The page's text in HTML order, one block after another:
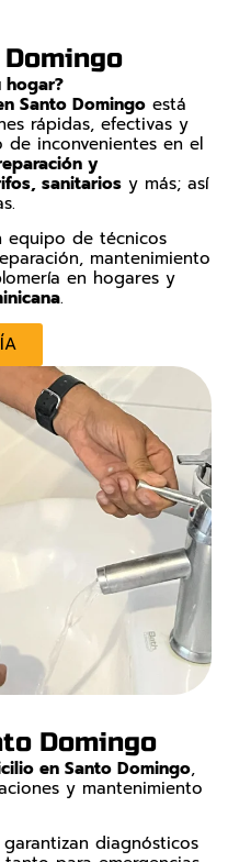
hogar?
Santo Domingo está
rápidas, efectivas y
inconvenientes en el
y
sanitarios y más; así
equipo de técnicos
mantenimiento
en hogares y
.
Domingo
en Santo Domingo,
y mantenimiento
diagnósticos